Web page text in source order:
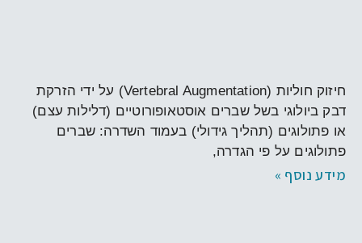
חיזוק חוליות (Vertebral Augmentation) על ידי הזרקת
דבק ביולוגי בשל שברים אוסטאופורוטיים (דלילות עצם)
או פתולוגים (תהליך גידולי) בעמוד השדרה: שברים
פתולוגים על פי הגדרה,
מידע נוסף »